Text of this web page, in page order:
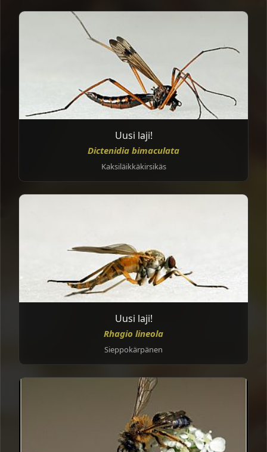
Uusi laji!
Dictenidia bimaculata
Kaksiläikkäkirsikäs
Uusi laji!
Rhagio lineola
Sieppokärpänen